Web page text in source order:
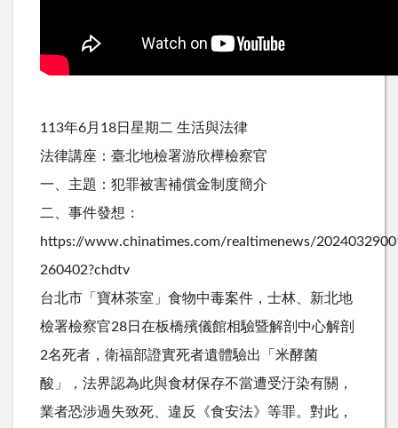
113年6月18日星期二 生活與法律
法律講座：臺北地檢署游欣樺檢察官
一、主題：犯罪被害補償金制度簡介
二、事件發想：
https://www.chinatimes.com/realtimenews/
260402?chdtv
台北市「寶林茶室」食物中毒案件，士林、新北地
檢署檢察官28日在板橋殯儀館相驗暨解剖中心解剖
2名死者，衛福部證實死者遺體驗出「米酵菌
酸」，法界認為此與食材保存不當遭受汙染有關，
業者恐涉過失致死、違反《食安法》等罪。對此，